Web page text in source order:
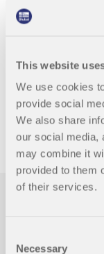
This website
We use cookies
provide social
We also share
our social media,
may combine it
provided to them
of their services.
Selection
Necessary